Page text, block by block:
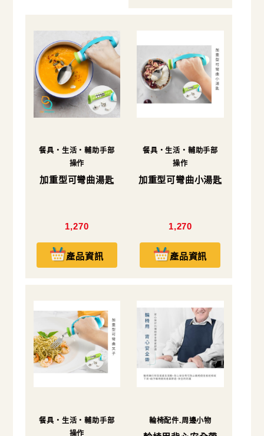
餐具・生活・輔助手部
操作
加重型可彎曲湯匙
1,270
產品資訊
餐具・生活・輔助手部
操作
加重型可彎曲小湯匙
1,270
產品資訊
餐具・生活・輔助手部
操作
輪椅配件.周邊小物